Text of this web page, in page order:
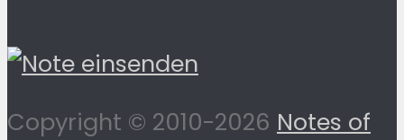
Copyright © 2010-2026 Notes of